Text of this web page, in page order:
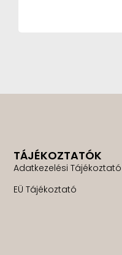
TÁJÉKOZTATÓK
Adatkezelési Tájékoztató
EÜ Tájékoztató